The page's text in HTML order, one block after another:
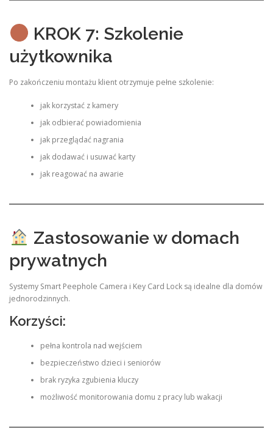
KROK 7: Szkolenie
użytkownika
Po zakończeniu montażu klient otrzymuje pełne szkolenie:
jak korzystać z kamery
jak odbierać powiadomienia
jak przeglądać nagrania
jak dodawać i usuwać karty
jak reagować na awarie
Zastosowanie w domach
prywatnych
Systemy Smart Peephole Camera i Key Card Lock są idealne dla domów
jednorodzinnych.
Korzyści:
pełna kontrola nad wejściem
bezpieczeństwo dzieci i seniorów
brak ryzyka zgubienia kluczy
możliwość monitorowania domu z pracy lub wakacji